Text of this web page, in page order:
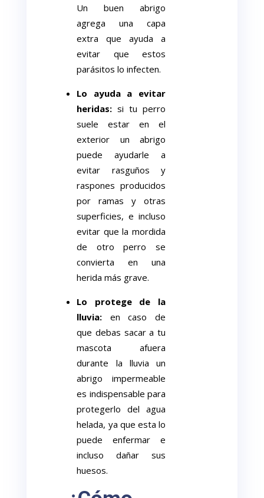
Un buen abrigo
agrega una capa
extra que ayuda a
evitar que estos
parásitos lo infecten.
Lo ayuda a evitar
heridas: si tu perro
suele estar en el
exterior un abrigo
puede ayudarle a
evitar rasguños y
raspones producidos
por ramas y otras
superficies, e incluso
evitar que la mordida
de otro perro se
convierta en una
herida más grave.
Lo protege de la
lluvia: en caso de
que debas sacar a tu
mascota afuera
durante la lluvia un
abrigo impermeable
es indispensable para
protegerlo del agua
helada, ya que esta lo
puede enfermar e
incluso dañar sus
huesos.